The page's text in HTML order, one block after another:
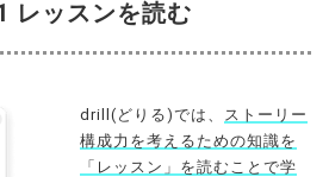
レッスンを読む
drill(どりる)では、
ストーリー
構成力を考えるための知識を
「レッスン」を読むことで学